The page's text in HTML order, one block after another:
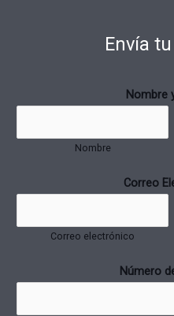
Envía
Nombre
Nombre
Correo
Correo electrónico
Número